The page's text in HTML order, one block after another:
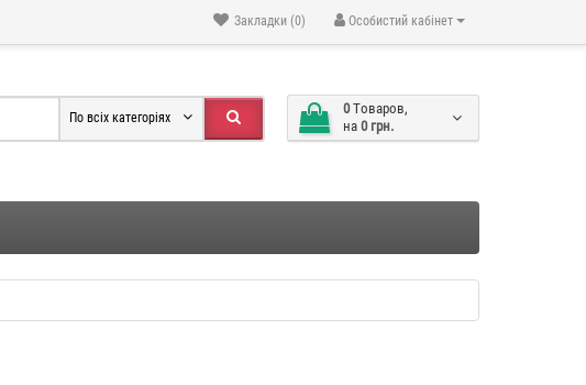
Особистий кабінет
Закладки (0)
0 Tоваров,
на 0 грн.
По всіх категоріях